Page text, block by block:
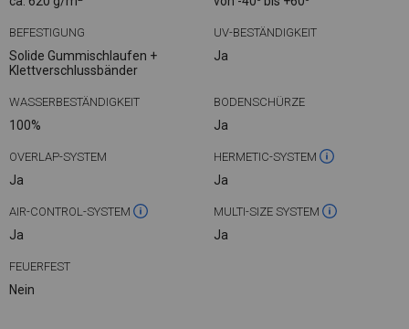
BEFESTIGUNG
Solide Gummischlaufen +
Klettverschlussbänder
UV-BESTÄNDIGKEIT
Ja
WASSERBESTÄNDIGKEIT
100%
BODENSCHÜRZE
Ja
OVERLAP-SYSTEM
Ja
HERMETIC-SYSTEM
Ja
AIR-CONTROL-SYSTEM
Ja
MULTI-SIZE SYSTEM
Ja
FEUERFEST
Nein